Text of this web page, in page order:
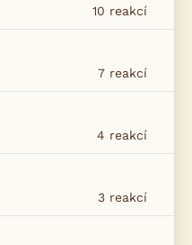
10 reakcí
7 reakcí
4 reakcí
3 reakcí